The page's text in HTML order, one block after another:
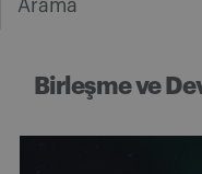
for:
Birleşme ve